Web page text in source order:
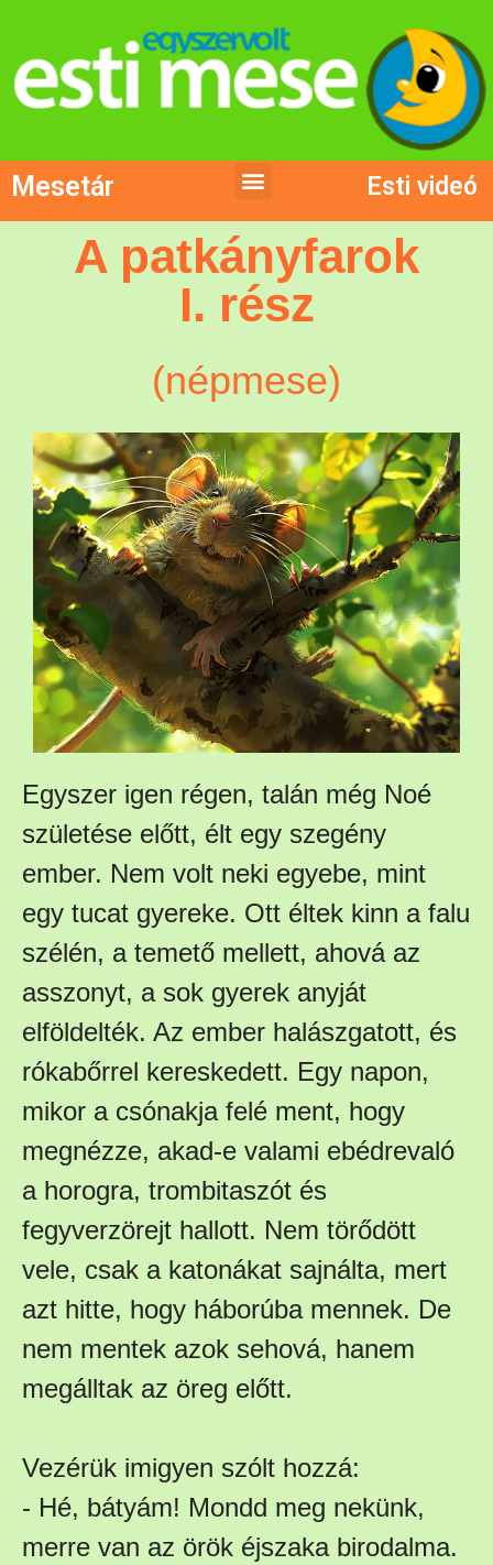
Mesetár Esti videó
A patkányfarok
I. rész
(népmese)
Egyszer igen régen, talán még Noé
születése előtt, élt egy szegény
ember. Nem volt neki egyebe, mint
egy tucat gyereke. Ott éltek kinn a falu
szélén, a temető mellett, ahová az
asszonyt, a sok gyerek anyját
elföldelték. Az ember halászgatott, és
rókabőrrel kereskedett. Egy napon,
mikor a csónakja felé ment, hogy
megnézze, akad-e valami ebédrevaló
a horogra, trombitaszót és
fegyverzörejt hallott. Nem törődött
vele, csak a katonákat sajnálta, mert
azt hitte, hogy háborúba mennek. De
nem mentek azok sehová, hanem
megálltak az öreg előtt.
Vezérük imigyen szólt hozzá:
- Hé, bátyám! Mondd meg nekünk,
merre van az örök éjszaka birodalma.